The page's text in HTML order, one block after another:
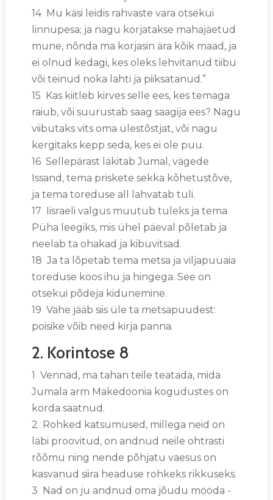
14 Mu käsi leidis rahvaste vara otsekui
linnupesa; ja nagu korjatakse mahajäetud
mune, nõnda ma korjasin ära kõik maad, ja
ei olnud kedagi, kes oleks lehvitanud tiibu
või teinud noka lahti ja piiksatanud.”
15 Kas kiitleb kirves selle ees, kes temaga
raiub, või suurustab saag saagija ees? Nagu
viibutaks vits oma ülestõstjat, või nagu
kergitaks kepp seda, kes ei ole puu.
16 Sellepärast läkitab Jumal, vägede
Issand, tema priskete sekka kõhetustõve,
ja tema toreduse all lahvatab tuli.
17 Iisraeli valgus muutub tuleks ja tema
Püha leegiks, mis ühel päeval põletab ja
neelab ta ohakad ja kibuvitsad.
18 Ja ta lõpetab tema metsa ja viljapuuaia
toreduse koos ihu ja hingega. See on
otsekui põdeja kidunemine.
19 Vähe jääb siis üle ta metsapuudest:
poisike võib need kirja panna.
2. Korintose 8
1 Vennad, ma tahan teile teatada, mida
Jumala arm Makedoonia kogudustes on
korda saatnud.
2 Rohked katsumused, millega neid on
läbi proovitud, on andnud neile ohtrasti
rõõmu ning nende põhjatu vaesus on
kasvanud siira headuse rohkeks rikkuseks.
3 Nad on ju andnud oma jõudu mööda -